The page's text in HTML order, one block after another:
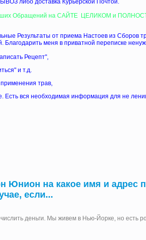
либо доставка Курьерской Почтой.
Обращений на САЙТЕ ЦЕЛИКОМ и
Результаты от приема Настоев из
Благодарить меня в приватной переписке
Рецепт",
и т.д.
трав,
Есть вся необходимая информация для не
Юнион на какое имя и адрес
если...
деньги. Мы живем в Нью-Йорке, но есть